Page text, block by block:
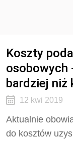
Koszty
osobowych
bardziej niż
12 kwi 2019
Aktualnie
do kosztów